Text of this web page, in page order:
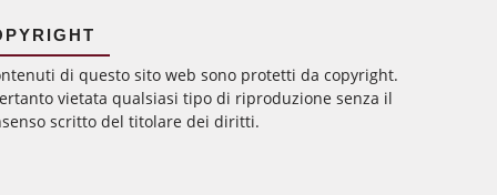
di questo sito web sono protetti da copyright.
vietata qualsiasi tipo di riproduzione senza il
scritto del titolare dei diritti.